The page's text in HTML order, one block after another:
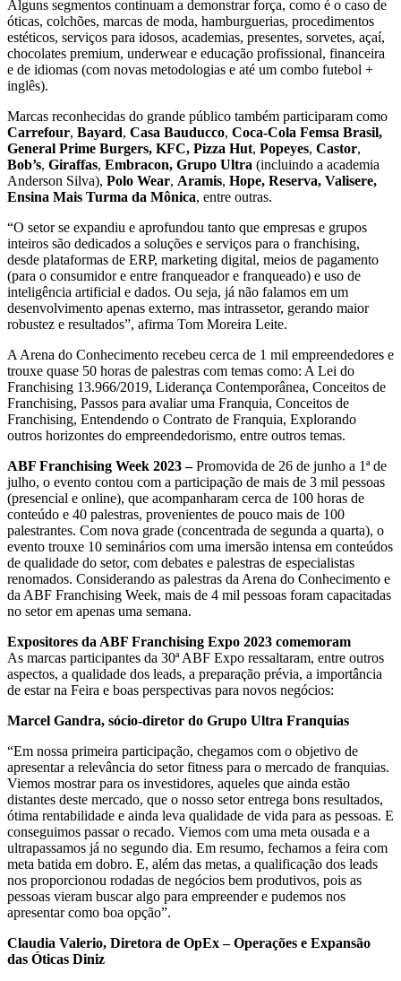
Alguns segmentos continuam a demonstrar força, como é o caso de
óticas, colchões, marcas de moda, hamburguerias, procedimentos
estéticos, serviços para idosos, academias, presentes, sorvetes, açaí,
chocolates premium, underwear e educação profissional, financeira
e de idiomas (com novas metodologias e até um combo futebol +
inglês).
Marcas reconhecidas do grande público também participaram como
Carrefour, Bayard, Casa Bauducco, Coca-Cola Femsa Brasil,
General Prime Burgers, KFC, Pizza Hut, Popeyes, Castor,
Bob’s, Giraffas, Embracon, Grupo Ultra (incluindo a academia
Anderson Silva), Polo Wear, Aramis, Hope, Reserva, Valisere,
Ensina Mais Turma da Mônica, entre outras.
“O setor se expandiu e aprofundou tanto que empresas e grupos
inteiros são dedicados a soluções e serviços para o franchising,
desde plataformas de ERP, marketing digital, meios de pagamento
(para o consumidor e entre franqueador e franqueado) e uso de
inteligência artificial e dados. Ou seja, já não falamos em um
desenvolvimento apenas externo, mas intrassetor, gerando maior
robustez e resultados”, afirma Tom Moreira Leite.
A Arena do Conhecimento recebeu cerca de 1 mil empreendedores e
trouxe quase 50 horas de palestras com temas como: A Lei do
Franchising 13.966/2019, Liderança Contemporânea, Conceitos de
Franchising, Passos para avaliar uma Franquia, Conceitos de
Franchising, Entendendo o Contrato de Franquia, Explorando
outros horizontes do empreendedorismo, entre outros temas.
ABF Franchising Week 2023 –Promovida de 26 de junho a 1ª de
julho, o evento contou com a participação de mais de 3 mil pessoas
(presencial e online), que acompanharam cerca de 100 horas de
conteúdo e 40 palestras, provenientes de pouco mais de 100
palestrantes. Com nova grade (concentrada de segunda a quarta), o
evento trouxe 10 seminários com uma imersão intensa em conteúdos
de qualidade do setor, com debates e palestras de especialistas
renomados. Considerando as palestras da Arena do Conhecimento e
da ABF Franchising Week, mais de 4 mil pessoas foram capacitadas
no setor em apenas uma semana.
Expositores da ABF Franchising Expo 2023 comemoram
As marcas participantes da 30ª ABF Expo ressaltaram, entre outros
aspectos, a qualidade dos leads, a preparação prévia, a importância
de estar na Feira e boas perspectivas para novos negócios:
Marcel Gandra, sócio-diretor do Grupo Ultra Franquias
“Em nossa primeira participação, chegamos com o objetivo de
apresentar a relevância do setor fitness para o mercado de franquias.
Viemos mostrar para os investidores, aqueles que ainda estão
distantes deste mercado, que o nosso setor entrega bons resultados,
ótima rentabilidade e ainda leva qualidade de vida para as pessoas. E
conseguimos passar o recado. Viemos com uma meta ousada e a
ultrapassamos já no segundo dia. Em resumo, fechamos a feira com
meta batida em dobro. E, além das metas, a qualificação dos leads
nos proporcionou rodadas de negócios bem produtivos, pois as
pessoas vieram buscar algo para empreender e pudemos nos
apresentar como boa opção”.
Claudia Valerio, Diretora de OpEx – Operações e Expansão
das Óticas Diniz